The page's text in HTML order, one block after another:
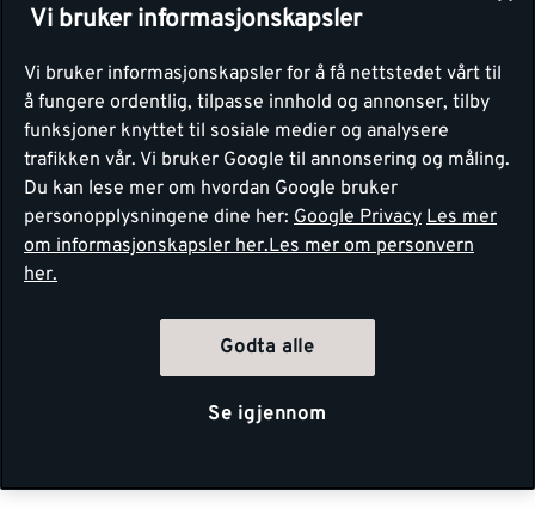
Vi bruker informasjonskapsler
Vi bruker informasjonskapsler for å få nettstedet vårt til
å fungere ordentlig, tilpasse innhold og annonser, tilby
funksjoner knyttet til sosiale medier og analysere
trafikken vår. Vi bruker Google til annonsering og måling.
Du kan lese mer om hvordan Google bruker
personopplysningene dine her: Google Privacy Les mer
om informasjonskapsler her.Les mer om personvern
her.
Godta alle
Se igjennom